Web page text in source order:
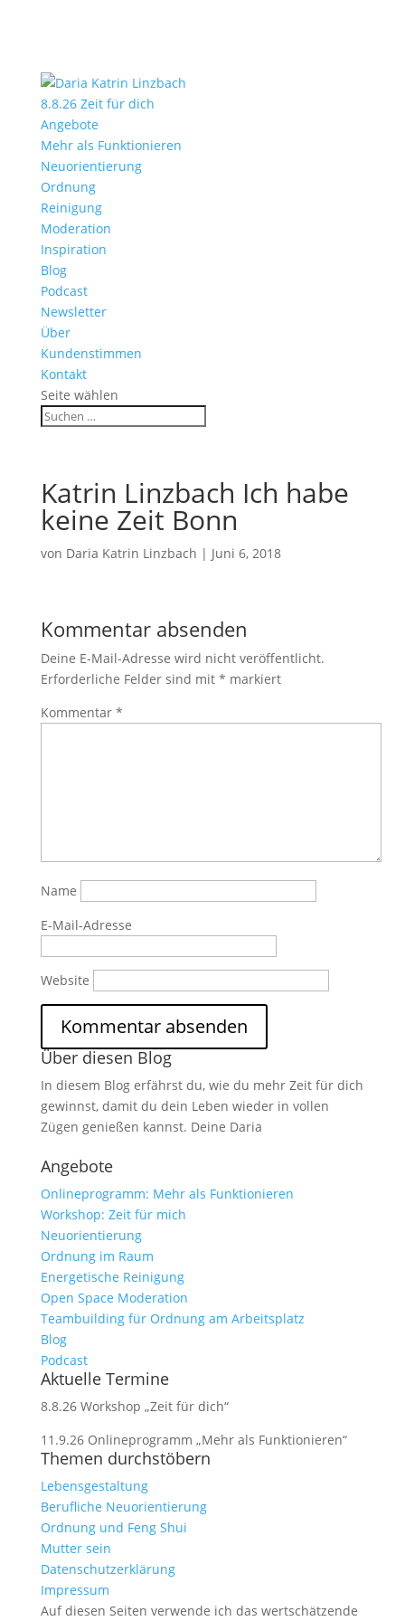
8.8.26 Zeit für dich
Angebote
Mehr als Funktionieren
Neuorientierung
Ordnung
Reinigung
Moderation
Inspiration
Blog
Podcast
Newsletter
Über
Kundenstimmen
Kontakt
Seite wählen
Katrin Linzbach Ich habe
keine Zeit Bonn
von Daria Katrin Linzbach | Juni 6, 2018
Kommentar absenden
Deine E-Mail-Adresse wird nicht veröffentlicht.
Erforderliche Felder sind mit * markiert
Kommentar *
Name
E-Mail-Adresse
Website
Über diesen Blog
In diesem Blog erfährst du, wie du mehr Zeit für dich
gewinnst, damit du dein Leben wieder in vollen
Zügen genießen kannst. Deine Daria
Angebote
Onlineprogramm: Mehr als Funktionieren
Workshop: Zeit für mich
Neuorientierung
Ordnung im Raum
Energetische Reinigung
Open Space Moderation
Teambuilding für Ordnung am Arbeitsplatz
Blog
Podcast
Aktuelle Termine
8.8.26 Workshop „Zeit für dich“
11.9.26 Onlineprogramm „Mehr als Funktionieren“
Themen durchstöbern
Lebensgestaltung
Berufliche Neuorientierung
Ordnung und Feng Shui
Mutter sein
Datenschutzerklärung
Impressum
Auf diesen Seiten verwende ich das wertschätzende